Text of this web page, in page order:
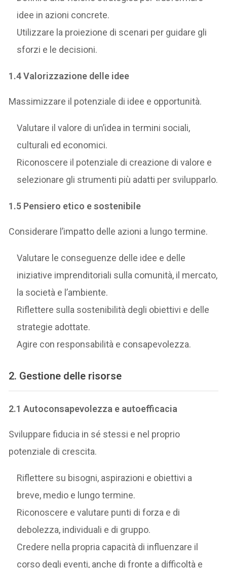
idee in azioni concrete.
Utilizzare la proiezione di scenari per guidare gli
sforzi e le decisioni.
1.4 Valorizzazione delle idee
Massimizzare il potenziale di idee e opportunità.
Valutare il valore di un’idea in termini sociali,
culturali ed economici.
Riconoscere il potenziale di creazione di valore e
selezionare gli strumenti più adatti per svilupparlo.
1.5 Pensiero etico e sostenibile
Considerare l’impatto delle azioni a lungo termine.
Valutare le conseguenze delle idee e delle
iniziative imprenditoriali sulla comunità, il mercato,
la società e l’ambiente.
Riflettere sulla sostenibilità degli obiettivi e delle
strategie adottate.
Agire con responsabilità e consapevolezza.
2. Gestione delle risorse
2.1 Autoconsapevolezza e autoefficacia
Sviluppare fiducia in sé stessi e nel proprio
potenziale di crescita.
Riflettere su bisogni, aspirazioni e obiettivi a
breve, medio e lungo termine.
Riconoscere e valutare punti di forza e di
debolezza, individuali e di gruppo.
Credere nella propria capacità di influenzare il
corso degli eventi, anche di fronte a difficoltà e